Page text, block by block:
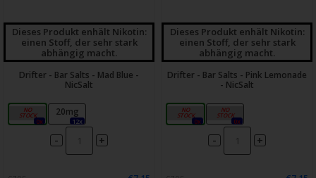
Dieses Produkt enhält Nikotin:
einen Stoff, der sehr stark
abhängig macht.
Drifter - Bar Salts - Mad Blue -
NicSalt
10mg
0x
20mg
12x
- +
Dieses Produkt enhält Nikotin:
einen Stoff, der sehr stark
abhängig macht.
Drifter - Bar Salts - Pink Lemonade
- NicSalt
10mg
0x
20mg
0x
- +